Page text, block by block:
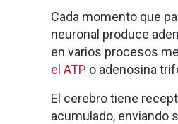
Cada momento que
neuronal produce
en varios procesos
el ATP o adenosina
El cerebro tiene
acumulado, enviando